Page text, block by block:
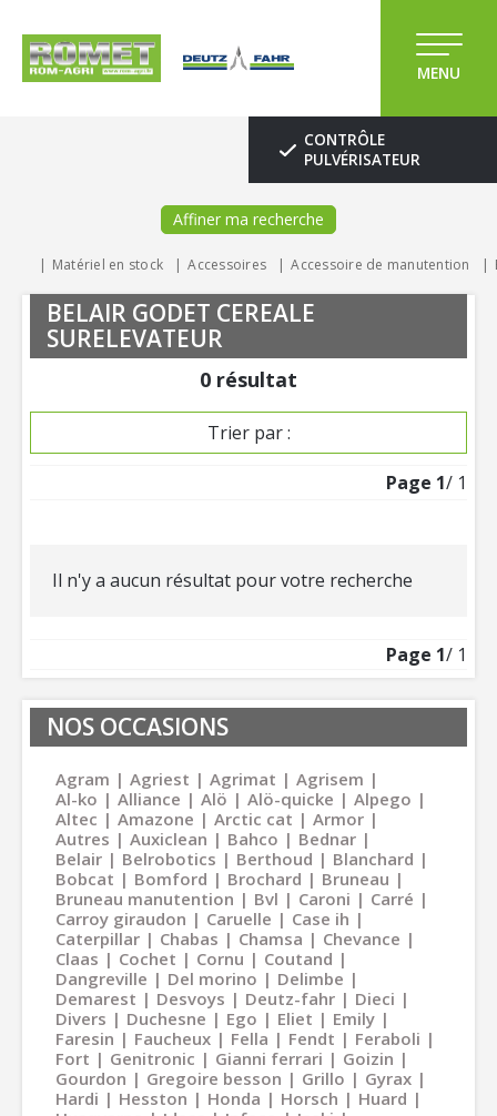
MENU
CONTRÔLE
PULVÉRISATEUR
Affiner ma recherche
Matériel en stock Accessoires Accessoire de manutention
BELAIR GODET CEREALE
SURELEVATEUR
0 résultat
Trier par :
Page 1/ 1
Il n'y a aucun résultat pour votre recherche
Page 1/ 1
NOS OCCASIONS
Agram Agriest Agrimat
Agrisem
Al-ko
Alliance Alö Alö-quicke
Alpego
Altec
Amazone Arctic cat
Armor
Autres
Auxiclean Bahco
Bednar
Belair
Belrobotics Berthoud
Blanchard
Bobcat
Bomford Brochard
Bruneau
Bruneau manutention
Bvl Caroni
Carré
Carroy giraudon
Caruelle
Case ih
Caterpillar
Chabas Chamsa
Chevance
Claas
Cochet Cornu
Coutand
Dangreville
Del morino
Delimbe
Demarest
Desvoys Deutz-fahr
Dieci
Divers
Duchesne Ego Eliet
Emily
Faresin
Faucheux Fella Fendt
Feraboli
Fort
Genitronic Gianni ferrari
Goizin
Gourdon
Gregoire besson Grillo
Gyrax
Hardi
Hesston Honda Horsch
Huard